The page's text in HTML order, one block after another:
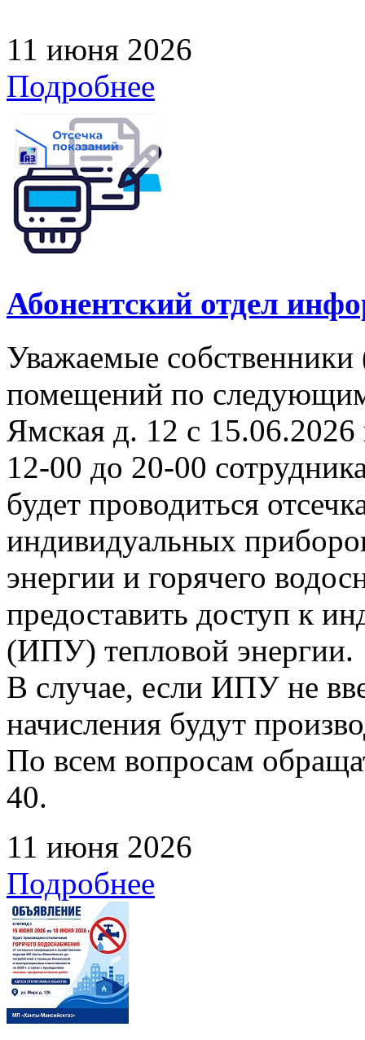
11 июня 2026
Подробнее
Абонентский отдел
Уважаемые
помещений по
Ямская д. 12 с
12-00 до 20-00
будет проводиться
индивидуальных
энергии и горячего
предоставить доступ к
(ИПУ) тепловой энергии.
В случае, если ИПУ не
начисления будут
По всем вопросам
40.
11 июня 2026
Подробнее